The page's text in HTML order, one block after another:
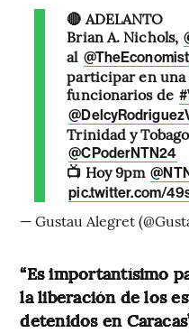
🔴 ADELANTO
Brian A. Nichols,
al @TheEconomist
participar en
funcionarios de
Trinidad y
@CPoderNTN24
📺 Hoy 9pm
pic.twitter.com/
— Gustau Alegret
“Es importantísimo
la liberación de los
detenidos en